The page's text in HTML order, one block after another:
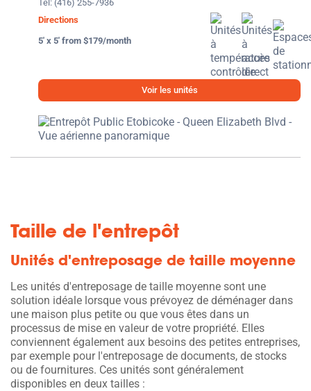
Tel: (416) 255-7936
Directions
5' x 5' from $179/month
Voir les unités
Taille de l'entrepôt
Unités d'entreposage de taille moyenne
Les unités d'entreposage de taille moyenne sont une
solution idéale lorsque vous prévoyez de déménager dans
une maison plus petite ou que vous êtes dans un
processus de mise en valeur de votre propriété. Elles
conviennent également aux besoins des petites entreprises,
par exemple pour l'entreposage de documents, de stocks
ou de fournitures. Ces unités sont généralement
disponibles en deux tailles :